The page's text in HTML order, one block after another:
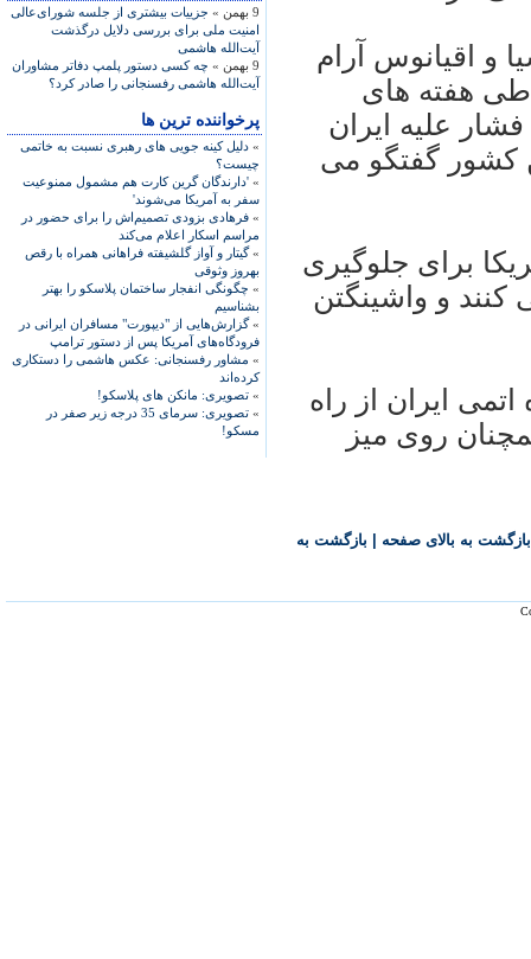
9 بهمن »
جزییات بیشتری از جلسه شورای‌عالی
امنیت ملی برای بررسی دلایل درگذشت
آیت‌الله هاشمی
9 بهمن »
چه کسی دستور پلمپ دفاتر مشاوران
آیت‌الله هاشمی رفسنجانی را صادر کرد؟
پرخواننده ترین ها
» دلیل کینه جویی های رهبری نسبت به خاتمی
چیست؟
» 'دارندگان گرین کارت هم مشمول ممنوعیت
سفر به آمریکا می‌شوند'
» فرهادی بزودی تصمیم‌اش را برای حضور در
مراسم اسکار اعلام می‌کند
»گیتار و آواز گلشیفته فراهانی همراه با رقص
بهروز وثوقی
» چگونگی انفجار ساختمان پلاسکو را بهتر
بشناسیم
»گزارش‌هایی از "دیپورت" مسافران ایرانی در
فرودگاه‌های آمریکا پس از دستور ترامپ
» مشاور رفسنجانی: عکس هاشمی را دستکاری
کرده‌اند
» تصویری: مانکن های پلاسکو!
»
تصویری: سرمای 35 درجه زیر صفر در
مسکو!
و اقيانوس آرام
طی هفته های
عليه ايران
کشور گفتگو می
برای جلوگيری
کنند و واشينگتن
ايران از راه
روی ميز
بازگشت به بالای صفحه بازگشت به